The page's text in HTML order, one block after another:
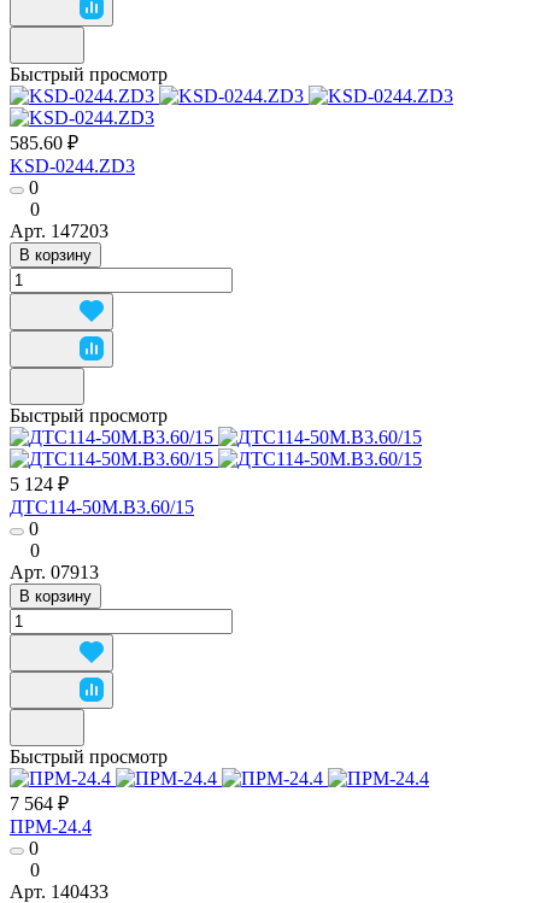
Быстрый просмотр
585.60 ₽
KSD-0244.ZD3
0
0
Арт. 147203
В корзину
Быстрый просмотр
5 124 ₽
ДТС114-50М.В3.60/15
0
0
Арт. 07913
В корзину
Быстрый просмотр
7 564 ₽
ПРМ-24.4
0
0
Арт. 140433